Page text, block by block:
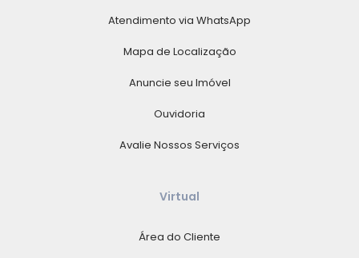
Atendimento via WhatsApp
Mapa de Localização
Anuncie seu Imóvel
Ouvidoria
Avalie Nossos Serviços
Virtual
Área do Cliente